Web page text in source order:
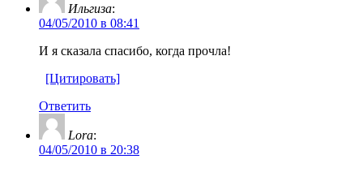
Ильгиза:
04/05/2010 в 08:41
И я сказала спасибо, когда прочла!
[Цитировать]
Ответить
Lora:
04/05/2010 в 20:38